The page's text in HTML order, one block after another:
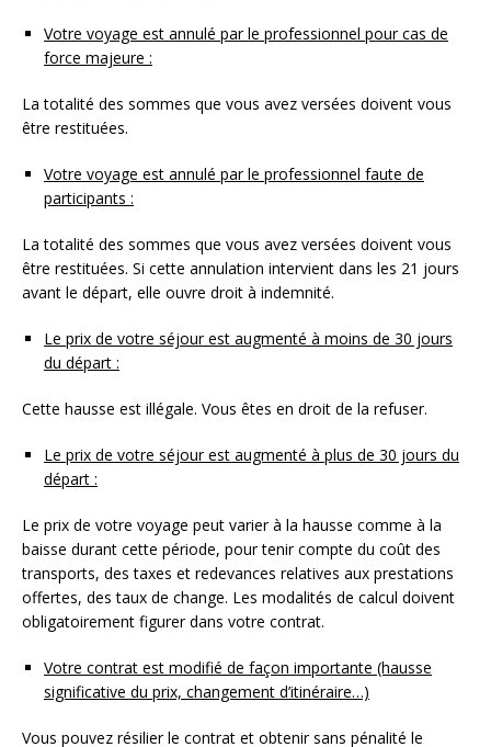
Votre voyage est annulé par le professionnel pour cas de
force majeure :
La totalité des sommes que vous avez versées doivent vous
être restituées.
Votre voyage est annulé par le professionnel faute de
participants :
La totalité des sommes que vous avez versées doivent vous
être restituées. Si cette annulation intervient dans les 21 jours
avant le départ, elle ouvre droit à indemnité.
Le prix de votre séjour est augmenté à moins de 30 jours
du départ :
Cette hausse est illégale. Vous êtes en droit de la refuser.
Le prix de votre séjour est augmenté à plus de 30 jours du
départ :
Le prix de votre voyage peut varier à la hausse comme à la
baisse durant cette période, pour tenir compte du coût des
transports, des taxes et redevances relatives aux prestations
offertes, des taux de change. Les modalités de calcul doivent
obligatoirement figurer dans votre contrat.
Votre contrat est modifié de façon importante (hausse
significative du prix, changement d’itinéraire…)
Vous pouvez résilier le contrat et obtenir sans pénalité le